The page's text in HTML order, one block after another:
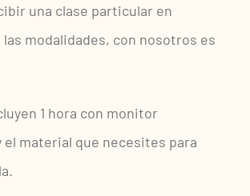
una clase particular en
modalidades, con nosotros es
1 hora con monitor
el material que necesites para